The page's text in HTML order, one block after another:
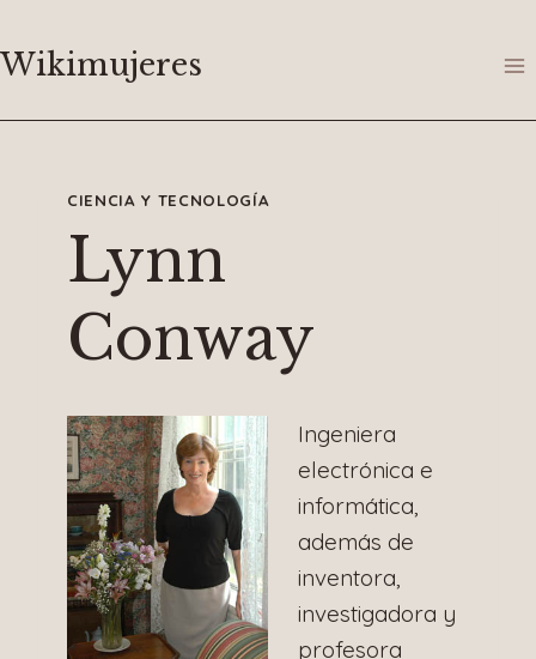
al
Wikimujeres
CIENCIA Y TECNOLOGÍA
Lynn
Conway
Ingeniera
electrónica e
informática,
además de
inventora,
investigadora y
profesora